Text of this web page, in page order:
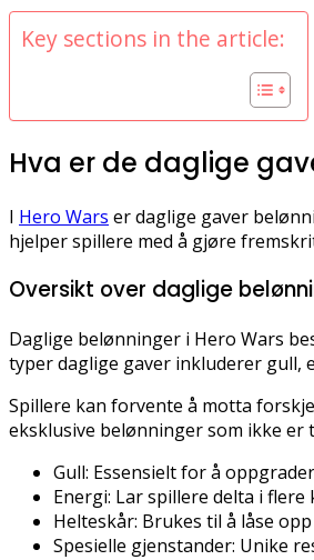
Key sections in the article:
Hva er de daglige
I Hero Wars er daglige gaver
hjelper spillere med å gjøre
Oversikt over daglige
Daglige belønninger i Hero Wars
typer daglige gaver inkluderer gull,
Spillere kan forvente å motta
eksklusive belønninger som ikke er
Gull: Essensielt for å
Energi: Lar spillere delta i
Helteskår: Brukes til å låse
Spesielle gjenstander: Unike